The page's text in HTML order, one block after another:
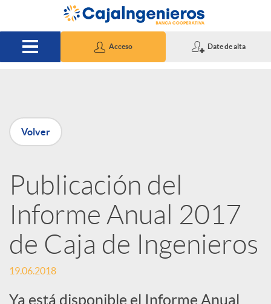
Saltar al contenido principal
Acceso Date de alta
P
u
b
l
i
Volver
Publicación del
Informe Anual 2017
de Caja de Ingenieros
19.06.2018
Ya está disponible el Informe Anual